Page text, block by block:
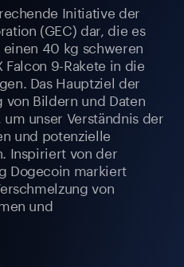
Initiative der
(GEC) dar, die es
40 kg schweren
9-Rakete in die
Das Hauptziel der
Bildern und Daten
unser Verständnis der
und potenzielle
Inspiriert von der
Dogecoin markiert
von
und